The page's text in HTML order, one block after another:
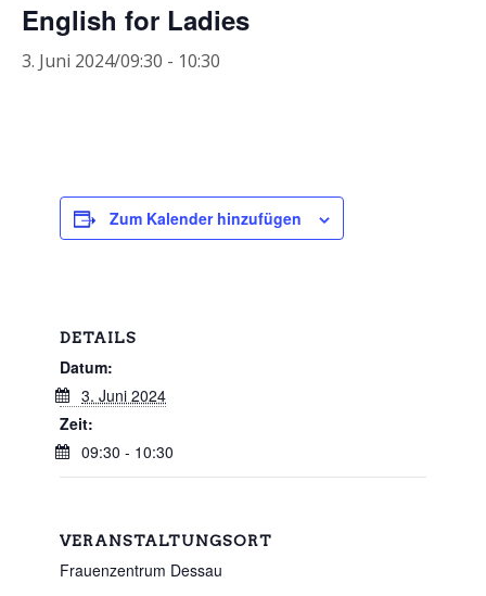
English for Ladies
3. Juni 2024/09:30 - 10:30
Zum Kalender hinzufügen
DETAILS
Datum:
3. Juni 2024
Zeit:
09:30 - 10:30
VERANSTALTUNGSORT
Frauenzentrum Dessau